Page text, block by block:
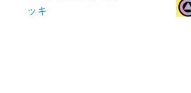
ッキ